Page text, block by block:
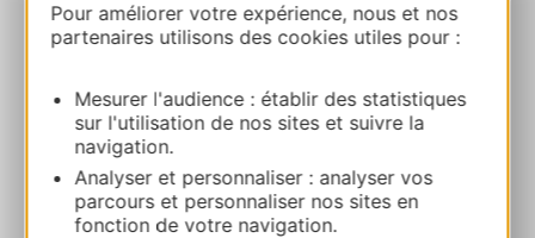
Pour améliorer votre expérience, nous et nos
partenaires utilisons des cookies utiles pour :
Mesurer l'audience : établir des statistiques
sur l'utilisation de nos sites et suivre la
navigation.
Analyser et personnaliser : analyser vos
parcours et personnaliser nos sites en
fonction de votre navigation.
CELYN’RIC d’AJD
PUYCORNET
Calcola il tuo percorso